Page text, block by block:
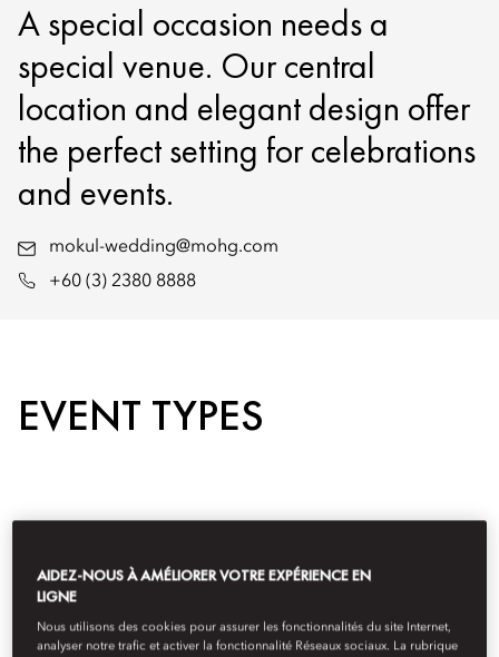
A special occasion needs a
special venue. Our central
location and elegant design offer
the perfect setting for celebrations
and events.
mokul-wedding@mohg.com
+60 (3) 2380 8888
EVENT TYPES
AIDEZ-NOUS À AMÉLIORER VOTRE EXPÉRIENCE EN
LIGNE
Nous utilisons des cookies pour assurer les fonctionnalités du site Internet,
analyser notre trafic et activer la fonctionnalité Réseaux sociaux. La rubrique